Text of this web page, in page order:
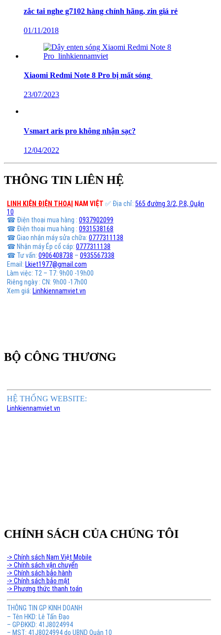
zắc tai nghe g7102 hàng chính hãng, zin giá rẻ
01/11/2018
Xiaomi Redmi Note 8 Pro bị mất sóng
23/07/2023
Vsmart aris pro không nhận sạc?
12/04/2022
THÔNG TIN LIÊN HỆ
LINH KIỆN ĐIỆN THOẠI NAM VIỆT ✅ Địa chỉ: 565 đường 3/2, P.8, Quận
10
☎ Điện thoại mua hàng : 0937902099
☎ Điện thoại mua hàng : 0931538168
☎ Giao nhận máy sửa chữa: 0777311138
☎ Nhận máy Ép cổ cáp: 0777311138
☎ Tư vấn: 0906408738 – 0935567338
Email: Lkiet1977@gmail.com
Làm việc: T2 – T7: 9h00 -19h00
Riêng ngày : CN: 9h00 -17h00
Xem giá: Linhkiennamviet.vn
BỘ CÔNG THƯƠNG
HỆ THỐNG WEBSITE:
Linhkiennamviet.vn
CHÍNH SÁCH CỦA CHÚNG TÔI
-> Chính sách Nam Việt Mobile
-> Chính sách vận chuyển
-> Chính sách bảo hành
-> Chính sách bảo mật
-> Phương thức thanh toán
THÔNG TIN GP KINH DOANH
– Tên HKD: Lê Tấn Đạo
– GPĐKKD: 41J8024994
– MST: 41J8024994 do UBND Quận 10